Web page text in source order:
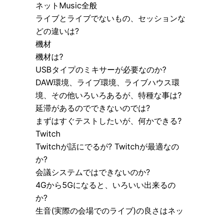
ネットMusic全般
ライブとライブでないもの、セッションな
どの違いは?
機材
機材は?
USBタイプのミキサーが必要なのか?
DAW環境、ライブ環境、ライブハウス環
境、その他いろいろあるが、特種な事は?
延滞があるのでできないのでは?
まずはすぐテストしたいが、何かできる?
Twitch
Twitchが話にでるが? Twitchが最適なの
か?
会議システムではできないのか?
4Gから5Gになると、いろいい出来るの
か?
生音(実際の会場でのライブ)の良さはネッ